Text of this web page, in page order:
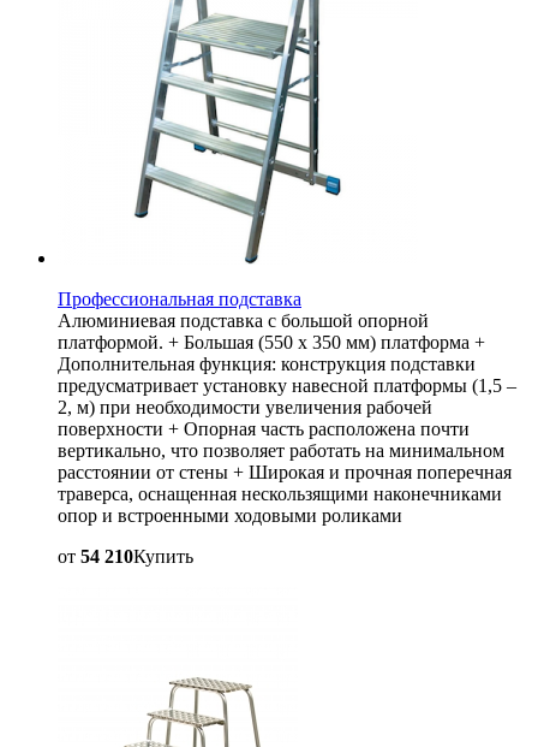
Профессиональная подставка
Алюминиевая подставка с большой опорной
платформой. + Большая (550 х 350 мм) платформа +
Дополнительная функция: конструкция подставки
предусматривает установку навесной платформы (1,5 –
2, м) при необходимости увеличения рабочей
поверхности + Опорная часть расположена почти
вертикально, что позволяет работать на минимальном
расстоянии от стены + Широкая и прочная поперечная
траверса, оснащенная нескользящими наконечниками
опор и встроенными ходовыми роликами
от 54 210Купить